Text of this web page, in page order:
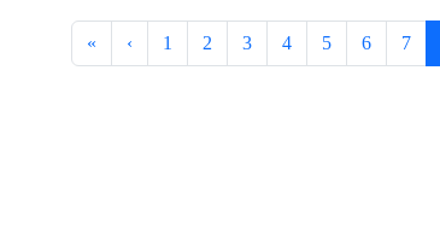
«第一頁
‹上一頁
1 2 3 4 5 6 7